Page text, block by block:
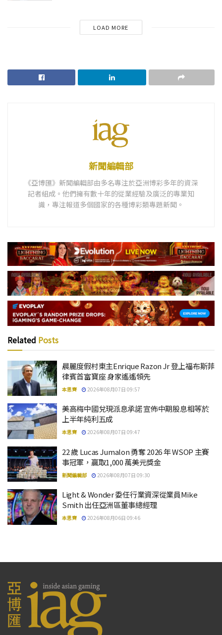
LOAD MORE
新聞編輯部
《亞博匯》新聞編輯部由多名專注於亞洲博彩多年的資深
記者組成。他們擁有數十年的從業經驗及廣泛的專業知
識，專注報道多個國家的各種博彩類專題新聞。
Related Posts
晨麗度假村東主Enrique Razon Jr 登上福布斯菲
律賓首富寶座 身家遙遙領先
本思齊 2026年08月07日 09:57
美高梅中國兌現派息承諾 宣佈中期股息相等於
上半年純利五成
本思齊 2026年08月07日 09:47
22 歲 Lucas Jumalon 勇奪 2026 年 WSOP 主賽
事冠軍，贏取1,000 萬美元獎金
新聞編輯部 2026年08月07日 09:30
Light & Wonder 委任行業資深從業員Mike
Smith 出任亞洲區董事總經理
本思齊 2026年08月06日 09:46